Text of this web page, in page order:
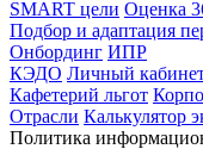
SMART цели Оценка
Подбор и адаптация
Онбординг ИПР
КЭДО Личный
Кафетерий льгот
Отрасли Калькулятор
Политика